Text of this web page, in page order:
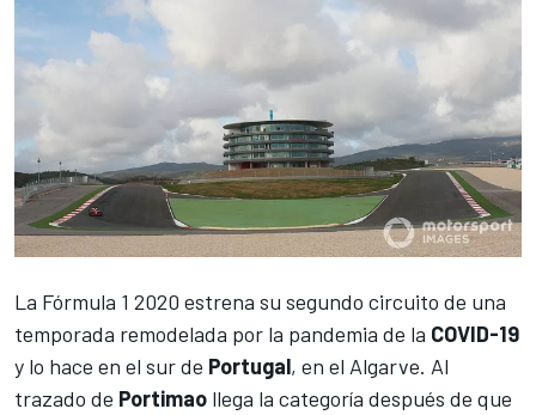
La Fórmula 1 2020 estrena su segundo circuito de una
temporada remodelada por la pandemia de la COVID-19
y lo hace en el sur de Portugal, en el Algarve. Al
trazado de Portimao llega la categoría después de que